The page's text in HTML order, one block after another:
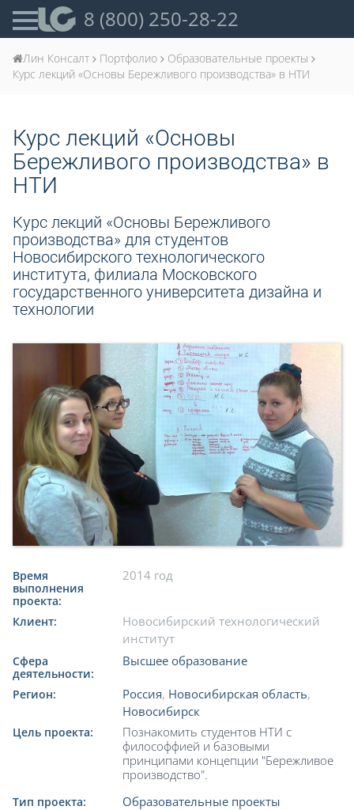
8 (800) 250-28-22
Лин Консалт Портфолио
Образовательные проекты
Курс лекций «Основы Бережливого производства» в НТИ
Курс лекций «Основы
Бережливого производства» в
НТИ
Курс лекций «Основы Бережливого
производства» для студентов
Новосибирского технологического
института, филиала Московского
государственного университета дизайна и
технологии
Время
выполнения
проекта:
2014 год
Клиент:
Новосибирский технологический
институт
Сфера
деятельности:
Высшее образование
Регион: Россия, Новосибирская область,
Новосибирск
Цель проекта:
Познакомить студентов НТИ с
философфией и базовыми
принципами концепции "Бережливое
производство".
Тип проекта: Образовательные проекты